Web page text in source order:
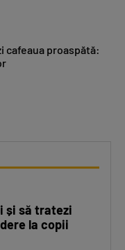
cafeaua proaspătă:
și să tratezi
la copii